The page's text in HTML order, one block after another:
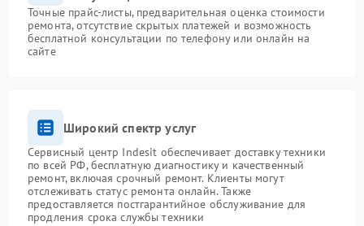
Точные прайс-листы, предварительная оценка стоимости
ремонта, отсутствие скрытых платежей и возможность
бесплатной консультации по телефону или онлайн на
сайте
Широкий спектр услуг
Сервисный центр Indesit обеспечивает доставку техники
по всей РФ, бесплатную диагностику и качественный
ремонт, включая срочный ремонт. Клиенты могут
отслеживать статус ремонта онлайн. Также
предоставляется постгарантийное обслуживание для
продления срока службы техники